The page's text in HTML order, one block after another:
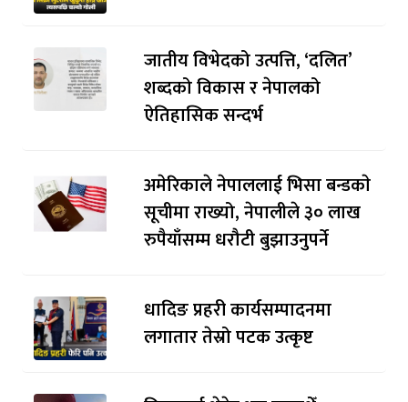
जातीय विभेदको उत्पत्ति, ‘दलित’
शब्दको विकास र नेपालको
ऐतिहासिक सन्दर्भ
अमेरिकाले नेपाललाई भिसा बन्डकाे
सूचीमा राख्यो, नेपालीले ३० लाख
रुपैयाँसम्म धरौटी बुझाउनुपर्ने
धादिङ प्रहरी कार्यसम्पादनमा
लगातार तेस्रो पटक उत्कृष्ट